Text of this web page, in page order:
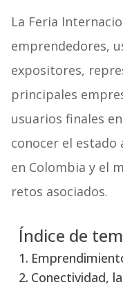
La Feria
emprendedores,
expositores,
principales
usuarios finales
conocer el
en Colombia y el
retos asociados.
Índice de
Conectividad,